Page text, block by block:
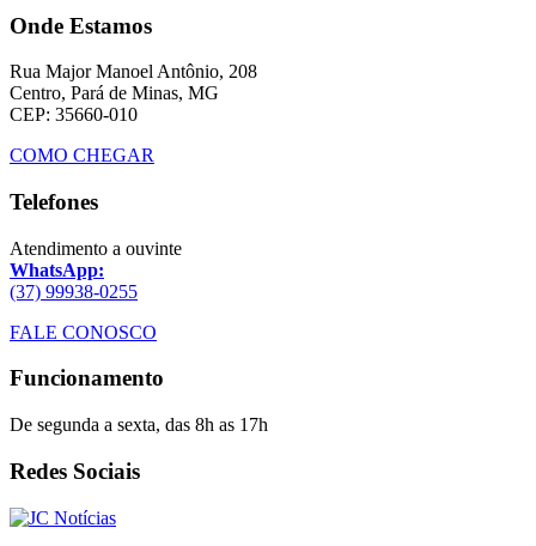
Onde Estamos
Rua Major Manoel Antônio, 208
Centro, Pará de Minas, MG
CEP: 35660-010
COMO CHEGAR
Telefones
Atendimento a ouvinte
WhatsApp:
(37) 99938-0255
FALE CONOSCO
Funcionamento
De segunda a sexta, das 8h as 17h
Redes Sociais